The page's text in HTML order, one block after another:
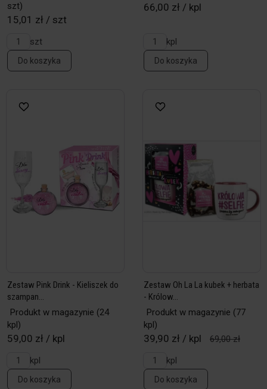
szt)
15,01 zł / szt
szt
Do koszyka
66,00 zł / kpl
kpl
Do koszyka
Zestaw Pink Drink - Kieliszek do
szampan...
Produkt w magazynie (24
kpl)
59,00 zł / kpl
kpl
Do koszyka
Zestaw Oh La La kubek + herbata
- Królow...
Produkt w magazynie (77
kpl)
39,90 zł / kpl
69,00 zł
kpl
Do koszyka